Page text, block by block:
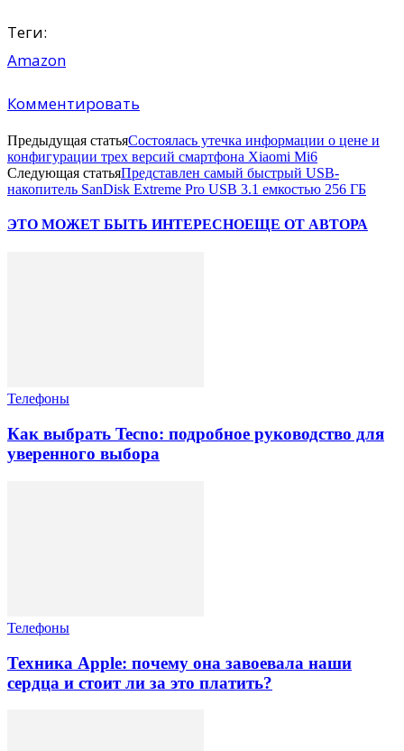
Теги:
Amazon
Комментировать
Предыдущая статьяСостоялась утечка информации о цене и
конфигурации трех версий смартфона Xiaomi Mi6
Следующая статьяПредставлен самый быстрый USB-
накопитель SanDisk Extreme Pro USB 3.1 емкостью 256 ГБ
ЭТО МОЖЕТ БЫТЬ ИНТЕРЕСНОЕЩЕ ОТ АВТОРА
Телефоны
Как выбрать Tecno: подробное руководство для
уверенного выбора
Телефоны
Техника Apple: почему она завоевала наши
сердца и стоит ли за это платить?